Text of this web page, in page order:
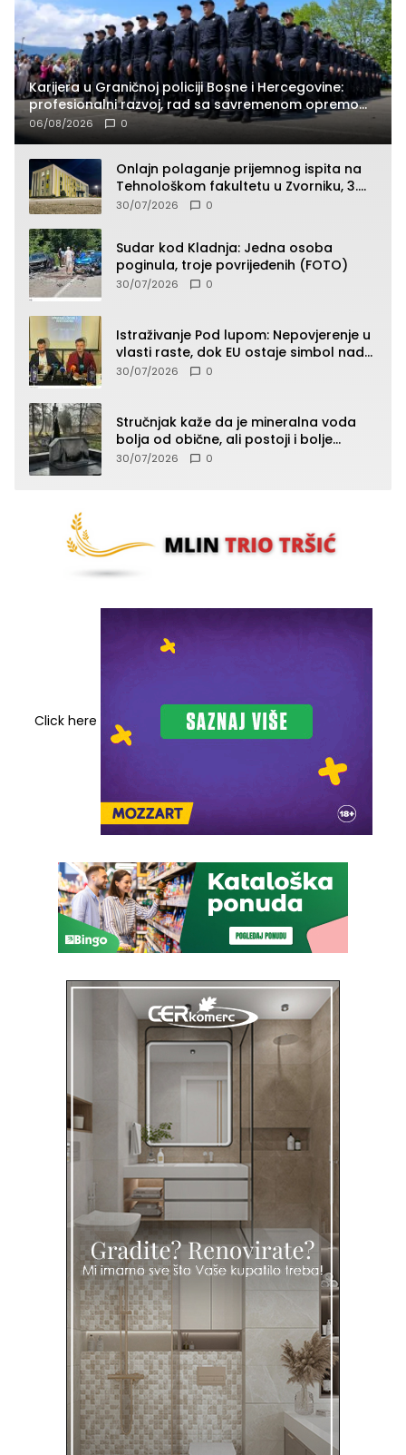
Karijera u Graničnoj policiji Bosne i Hercegovine:
profesionalni razvoj, rad sa savremenom opremom
i služba građanima
06/08/2026 0
Onlajn polaganje prijemnog ispita na
Tehnološkom fakultetu u Zvorniku, 3.
septembra u 9.00 časova
30/07/2026 0
Sudar kod Kladnja: Jedna osoba
poginula, troje povrijeđenih (FOTO)
30/07/2026 0
Istraživanje Pod lupom: Nepovjerenje u
vlasti raste, dok EU ostaje simbol nade
građana
30/07/2026 0
Stručnjak kaže da je mineralna voda
bolja od obične, ali postoji i bolje
rješenje
30/07/2026 0
Click here